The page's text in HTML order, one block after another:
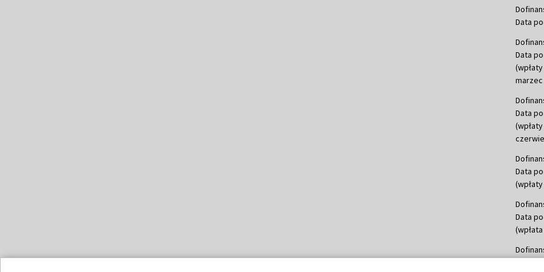
Data
Data
marzec
Data
Data
Data